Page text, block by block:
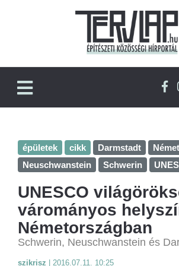
épületek cikk Darmstadt
Neuschwanstein
Schwerin
UNESCO
várományos
Németországban
Schwerin, Neuschwanstein és
szikrisz 2016.07.11. 10:25